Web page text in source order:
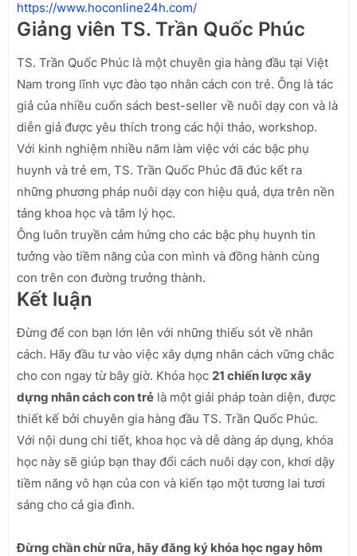
https://www.hoconline24h.com/
Giảng viên TS. Trần Quốc Phúc
TS. Trần Quốc Phúc là một chuyên gia hàng đầu tại Việt
Nam trong lĩnh vực đào tạo nhân cách con trẻ. Ông là tác
giả của nhiều cuốn sách best-seller về nuôi dạy con và là
diễn giả được yêu thích trong các hội thảo, workshop.
Với kinh nghiệm nhiều năm làm việc với các bậc phụ
huynh và trẻ em, TS. Trần Quốc Phúc đã đúc kết ra
những phương pháp nuôi dạy con hiệu quả, dựa trên nền
tảng khoa học và tâm lý học.
Ông luôn truyền cảm hứng cho các bậc phụ huynh tin
tưởng vào tiềm năng của con mình và đồng hành cùng
con trên con đường trưởng thành.
Kết luận
Đừng để con bạn lớn lên với những thiếu sót về nhân
cách. Hãy đầu tư vào việc xây dựng nhân cách vững chắc
cho con ngay từ bây giờ. Khóa học 21 chiến lược xây
dựng nhân cách con trẻ là một giải pháp toàn diện, được
thiết kế bởi chuyên gia hàng đầu TS. Trần Quốc Phúc.
Với nội dung chi tiết, khoa học và dễ dàng áp dụng, khóa
học này sẽ giúp bạn thay đổi cách nuôi dạy con, khơi dậy
tiềm năng vô hạn của con và kiến tạo một tương lai tươi
sáng cho cả gia đình.
Đừng chần chừ nữa, hãy đăng ký khóa học ngay hôm